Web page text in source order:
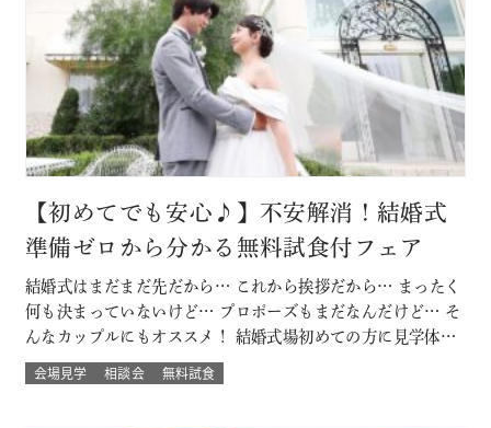
【初めてでも安心♪】不安解消！結婚式
準備ゼロから分かる無料試食付フェア
結婚式はまだまだ先だから… これから挨拶だから… まったく
何も決まっていないけど… プロポーズもまだなんだけど… そ
んなカップルにもオススメ！ 結婚式場初めての方に見学体験
ウェディング試食も結婚式の挙式体験も披露宴演出体験
も！！ いろいろな体験が気軽にできるよくばりフェア♪ 結婚
会場見学 相談会 無料試食